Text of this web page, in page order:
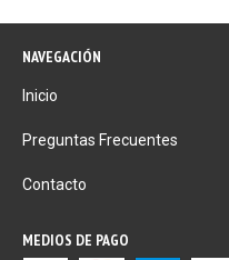
NAVEGACIÓN
Inicio
Preguntas Frecuentes
Contacto
MEDIOS DE PAGO